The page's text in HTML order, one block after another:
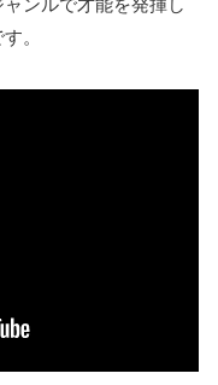
ンルで才能を発揮し
。